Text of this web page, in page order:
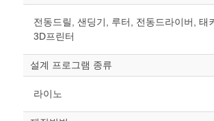
전동드릴, 샌딩기, 루터, 전동드라이버, 태
3D프린터
설계 프로그램 종류
라이노